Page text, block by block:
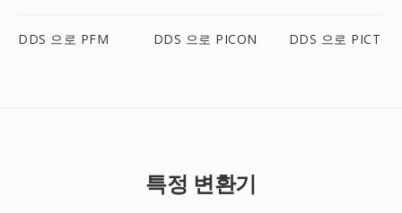
DDS 으로 PFM DDS 으로 PICON DDS 으로 PICT
특정 변환기